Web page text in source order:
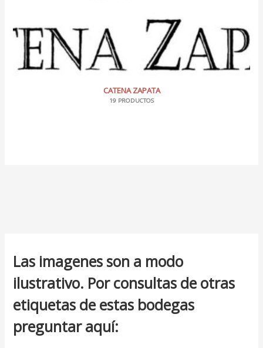
Las imagenes son a modo
ilustrativo. Por consultas de otras
etiquetas de estas bodegas
preguntar aquí:
CATENA ZAPATA
19 PRODUCTOS